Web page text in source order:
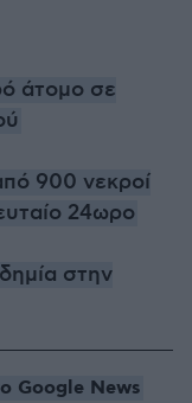
άτομο σε
900 νεκροί
24ωρο
στην
Google News